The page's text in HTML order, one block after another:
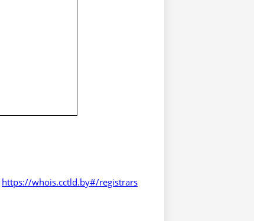
https://whois.cctld.by#/registrars